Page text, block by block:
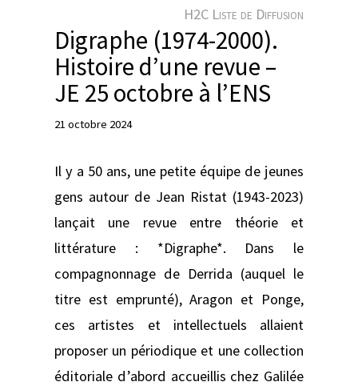
r
H2C Liste de Diffusion
Digraphe (1974-2000).
Histoire d’une revue –
JE 25 octobre à l’ENS
21 octobre 2024
Il y a 50 ans, une petite équipe de jeunes
gens autour de Jean Ristat (1943-2023)
lançait une revue entre théorie et
littérature : *Digraphe*. Dans le
compagnonnage de Derrida (auquel le
titre est emprunté), Aragon et Ponge,
ces artistes et intellectuels allaient
proposer un périodique et une collection
éditoriale d’abord accueillis chez Galilée